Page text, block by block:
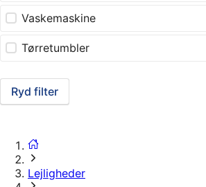
Vaskemaskine
Tørretumbler
Ryd filter
Lejligheder